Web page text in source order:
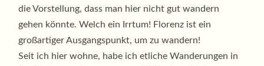
die Vorstellung, dass man hier nicht gut wandern
gehen könnte. Welch ein Irrtum! Florenz ist ein
großartiger Ausgangspunkt, um zu wandern!
Seit ich hier wohne, habe ich etliche Wanderungen in